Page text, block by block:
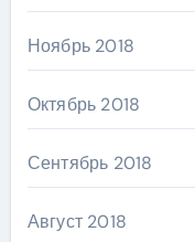
Ноябрь 2018
Октябрь 2018
Сентябрь 2018
Август 2018